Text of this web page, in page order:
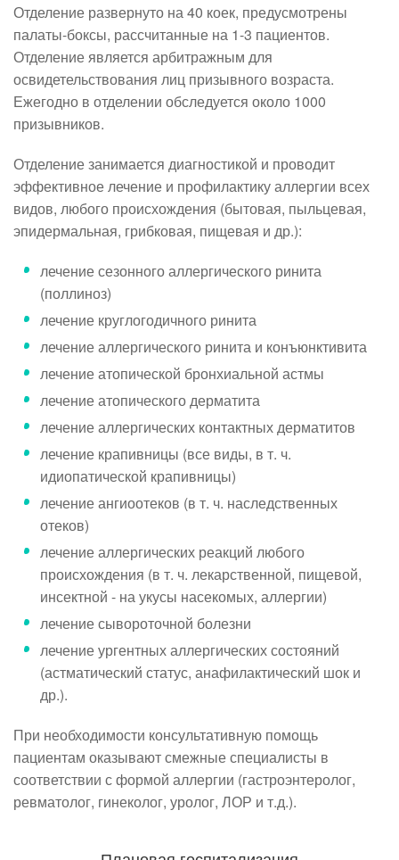
Отделение развернуто на 40 коек, предусмотрены
палаты-боксы, рассчитанные на 1-3 пациентов.
Отделение является арбитражным для
освидетельствования лиц призывного возраста.
Ежегодно в отделении обследуется около 1000
призывников.
Отделение занимается диагностикой и проводит
эффективное лечение и профилактику аллергии всех
видов, любого происхождения (бытовая, пыльцевая,
эпидермальная, грибковая, пищевая и др.):
лечение сезонного аллергического ринита
(поллиноз)
лечение круглогодичного ринита
лечение аллергического ринита и конъюнктивита
лечение атопической бронхиальной астмы
лечение атопического дерматита
лечение аллергических контактных дерматитов
лечение крапивницы (все виды, в т. ч.
идиопатической крапивницы)
лечение ангиоотеков (в т. ч. наследственных
отеков)
лечение аллергических реакций любого
происхождения (в т. ч. лекарственной, пищевой,
инсектной - на укусы насекомых, аллергии)
лечение сывороточной болезни
лечение ургентных аллергических состояний
(астматический статус, анафилактический шок и
др.).
При необходимости консультативную помощь
пациентам оказывают смежные специалисты в
соответствии с формой аллергии (гастроэнтеролог,
ревматолог, гинеколог, уролог, ЛОР и т.д.).